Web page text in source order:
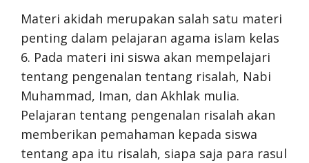
Materi akidah merupakan salah satu materi
penting dalam pelajaran agama islam kelas
6. Pada materi ini siswa akan mempelajari
tentang pengenalan tentang risalah, Nabi
Muhammad, Iman, dan Akhlak mulia.
Pelajaran tentang pengenalan risalah akan
memberikan pemahaman kepada siswa
tentang apa itu risalah, siapa saja para rasul